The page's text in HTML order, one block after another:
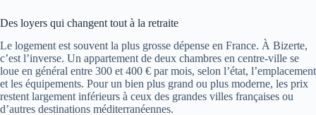
Des loyers qui changent tout à la retraite
Le logement est souvent la plus grosse dépense en France. À Bizerte,
c’est l’inverse. Un appartement de deux chambres en centre-ville se
loue en général entre 300 et 400 € par mois, selon l’état, l’emplacement
et les équipements. Pour un bien plus grand ou plus moderne, les prix
restent largement inférieurs à ceux des grandes villes françaises ou
d’autres destinations méditerranéennes.